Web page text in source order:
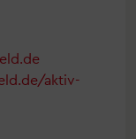
aktiv-